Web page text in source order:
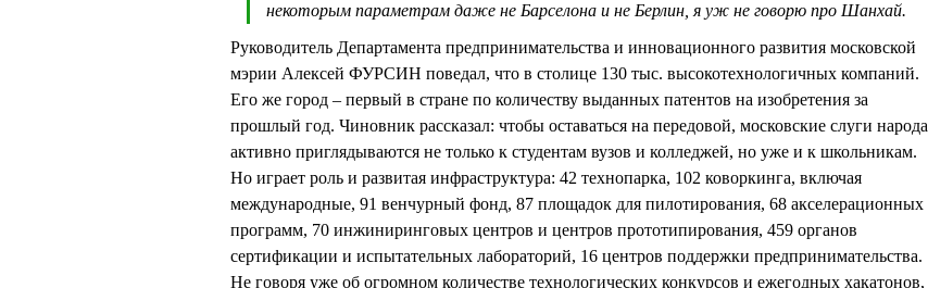
некоторым параметрам даже не Барселона и не Берлин, я уж не говорю про Шанхай.
Руководитель Департамента предпринимательства и инновационного развития московской
мэрии Алексей ФУРСИН поведал, что в столице 130 тыс. высокотехнологичных компаний.
Его же город – первый в стране по количеству выданных патентов на изобретения за
прошлый год. Чиновник рассказал: чтобы оставаться на передовой, московские слуги народа
активно приглядываются не только к студентам вузов и колледжей, но уже и к школьникам.
Но играет роль и развитая инфраструктура: 42 технопарка, 102 коворкинга, включая
международные, 91 венчурный фонд, 87 площадок для пилотирования, 68 акселерационных
программ, 70 инжиниринговых центров и центров прототипирования, 459 органов
сертификации и испытательных лабораторий, 16 центров поддержки предпринимательства.
Не говоря уже об огромном количестве технологических конкурсов и ежегодных хакатонов,